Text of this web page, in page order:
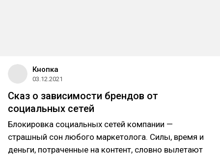
Кнопка
03.12.2021
Сказ о зависимости брендов от
социальных сетей
Блокировка социальных сетей компании —
страшный сон любого маркетолога. Силы, время и
деньги, потраченные на контент, словно вылетают